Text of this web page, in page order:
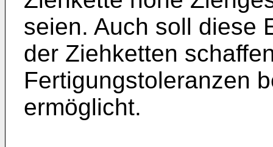
seien. Auch soll diese
der Ziehketten
Fertigungstoleranzen
ermöglicht.